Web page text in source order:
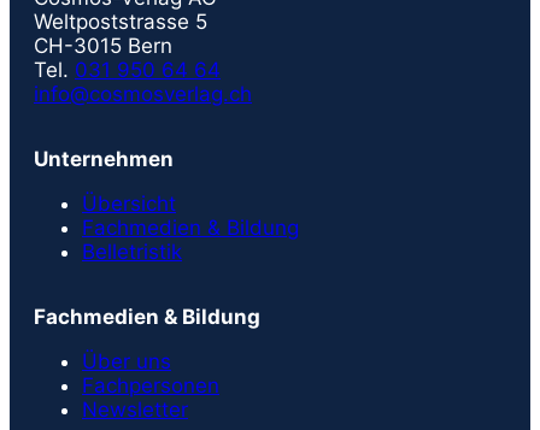
Weltpoststrasse 5
CH-3015 Bern
Tel. 031 950 64 64
info@cosmosverlag.ch
Unternehmen
Übersicht
Fachmedien & Bildung
Belletristik
Fachmedien & Bildung
Über uns
Fachpersonen
Newsletter